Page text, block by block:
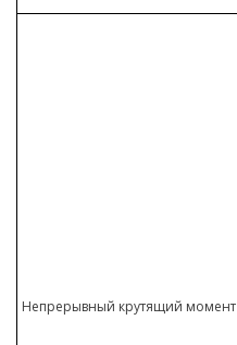
Непрерывный крутящий момент